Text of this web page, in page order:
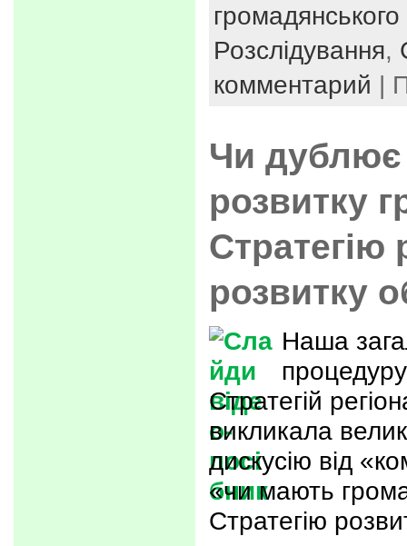
громадянського
Розслідування,
комментарий |
Чи дублює
розвитку
Стратегію
розвитку
Наша
Стратегій
викликала
дискусію від
«чи мають
Стратегію